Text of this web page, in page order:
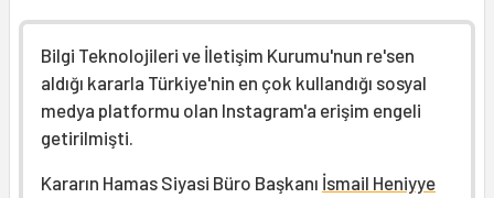
Bilgi Teknolojileri ve İletişim Kurumu'nun re'sen
aldığı kararla Türkiye'nin en çok kullandığı sosyal
medya platformu olan Instagram'a erişim engeli
getirilmişti.
Kararın Hamas Siyasi Büro Başkanı İsmail Heniyye